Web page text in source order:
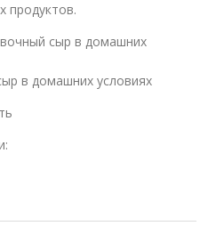
продуктов.
сыр в домашних
в домашних условиях